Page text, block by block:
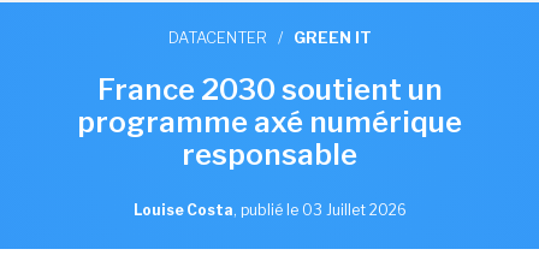
DATACENTER / GREEN IT
France 2030 soutient un
programme axé numérique
responsable
Louise Costa, publié le 03 Juillet 2026